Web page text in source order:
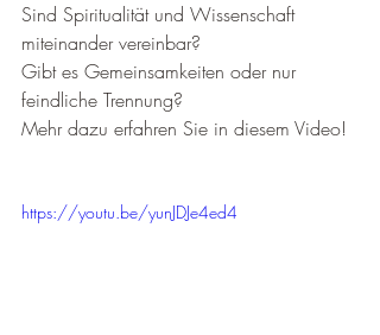
Sind Spiritualität und Wissenschaft
miteinander vereinbar?
Gibt es Gemeinsamkeiten oder nur
feindliche Trennung?
Mehr dazu erfahren Sie in diesem Video!
https://youtu.be/yunJDJe4ed4